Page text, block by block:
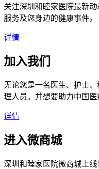
关注深圳和睦家医院最新
服务及您身边的健康事件。
详情
加入我们
无论您是一名医生、护士
理人员，并想要助力中国医
详情
进入微商城
深圳和睦家医院微商城上